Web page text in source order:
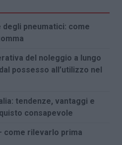
pneumatici: come
del noleggio a lungo
possesso all’utilizzo nel
tendenze, vantaggi e
consapevole
come rilevarlo prima